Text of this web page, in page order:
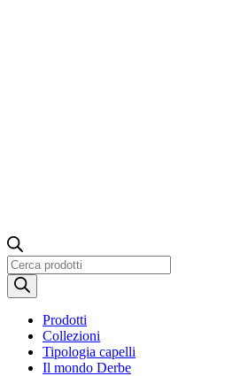
Ricerca
prodotti
Prodotti
Collezioni
Tipologia capelli
Il mondo Derbe